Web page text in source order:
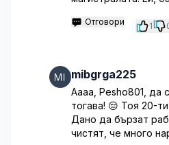
Отговори 1
mibgrga225
Аааа, Pesho801, да
тогава! 😔 Тоя 20-
Дано да бързат
чистят, че много